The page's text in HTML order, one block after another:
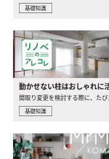
基礎知識
基礎知識